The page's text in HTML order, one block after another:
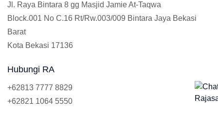
Jl. Raya Bintara 8 gg Masjid Jamie At-Taqwa
Block.001 No C.16 Rt/Rw.003/009 Bintara Jaya Bekasi
Barat
Kota Bekasi 17136
Hubungi RA
+62813 7777 8829
+62821 1064 5550